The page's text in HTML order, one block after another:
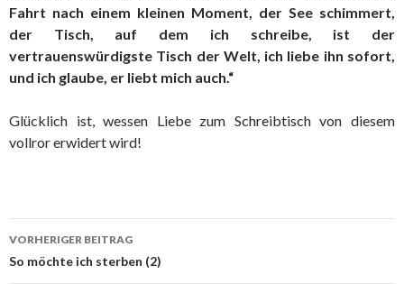
Fahrt nach einem kleinen Moment, der See schimmert,
der Tisch, auf dem ich schreibe, ist der
vertrauenswürdigste Tisch der Welt, ich liebe ihn sofort,
und ich glaube, er liebt mich auch.“
Glücklich ist, wessen Liebe zum Schreibtisch von diesem
vollror erwidert wird!
Beitragsnavigation
VORHERIGER BEITRAG
So möchte ich sterben (2)